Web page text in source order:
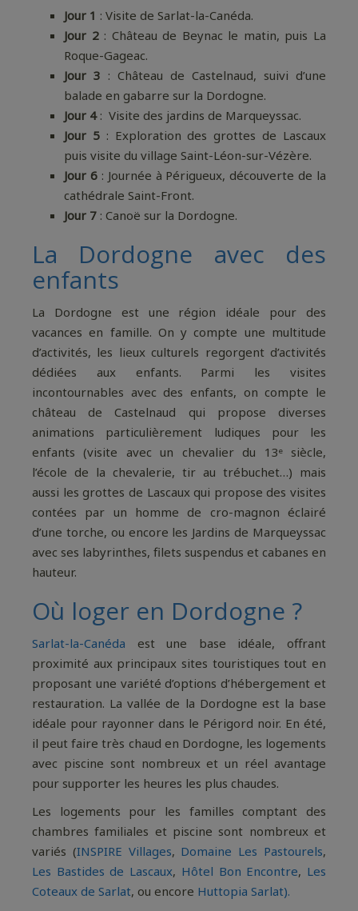
Jour 1 : Visite de Sarlat-la-Canéda.
Jour 2 : Château de Beynac le matin, puis La
Roque-Gageac.
Jour 3 : Château de Castelnaud, suivi d’une
balade en gabarre sur la Dordogne.
Jour 4 : Visite des jardins de Marqueyssac.
Jour 5 : Exploration des grottes de Lascaux
puis visite du village Saint-Léon-sur-Vézère.
Jour 6 : Journée à Périgueux, découverte de la
cathédrale Saint-Front.
Jour 7 : Canoë sur la Dordogne.
La Dordogne avec des
enfants
La Dordogne est une région idéale pour des
vacances en famille. On y compte une multitude
d’activités, les lieux culturels regorgent d’activités
dédiées aux enfants. Parmi les visites
incontournables avec des enfants, on compte le
château de Castelnaud qui propose diverses
animations particulièrement ludiques pour les
enfants (visite avec un chevalier du 13ᵉ siècle,
l’école de la chevalerie, tir au trébuchet…) mais
aussi les grottes de Lascaux qui propose des visites
contées par un homme de cro-magnon éclairé
d’une torche, ou encore les Jardins de Marqueyssac
avec ses labyrinthes, filets suspendus et cabanes en
hauteur.
Où loger en Dordogne ?
Sarlat-la-Canéda est une base idéale, offrant
proximité aux principaux sites touristiques tout en
proposant une variété d’options d’hébergement et
restauration. La vallée de la Dordogne est la base
idéale pour rayonner dans le Périgord noir. En été,
il peut faire très chaud en Dordogne, les logements
avec piscine sont nombreux et un réel avantage
pour supporter les heures les plus chaudes.
Les logements pour les familles comptant des
chambres familiales et piscine sont nombreux et
variés (INSPIRE Villages, Domaine Les Pastourels,
Les Bastides de Lascaux, Hôtel Bon Encontre, Les
Coteaux de Sarlat, ou encore Huttopia Sarlat).